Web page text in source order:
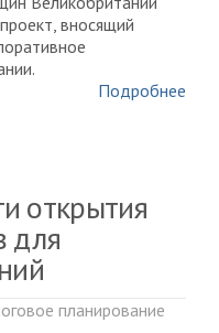
вносящий
Подробнее
открытия
для
планирование